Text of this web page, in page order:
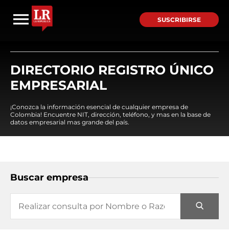
SUSCRIBIRSE
DIRECTORIO REGISTRO ÚNICO
EMPRESARIAL
¡Conozca la información esencial de cualquier empresa de
Colombia! Encuentre NIT, dirección, teléfono, y mas en la base de
datos empresarial mas grande del país.
Buscar empresa